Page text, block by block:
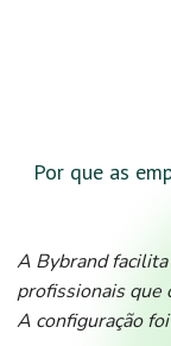
Por que as
A Bybrand
profissionais que
A configuração